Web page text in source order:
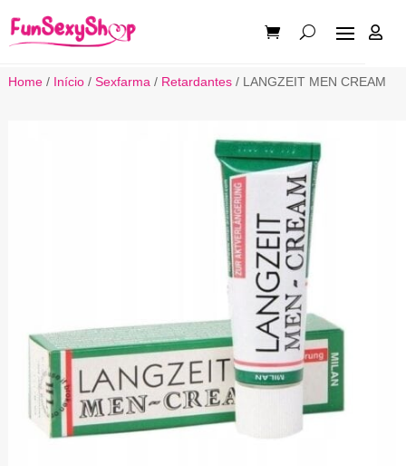

Home/ Início/ Sexfarma / Retardantes/ LANGZEIT MEN CREAM